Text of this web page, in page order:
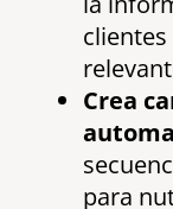
Crea
para